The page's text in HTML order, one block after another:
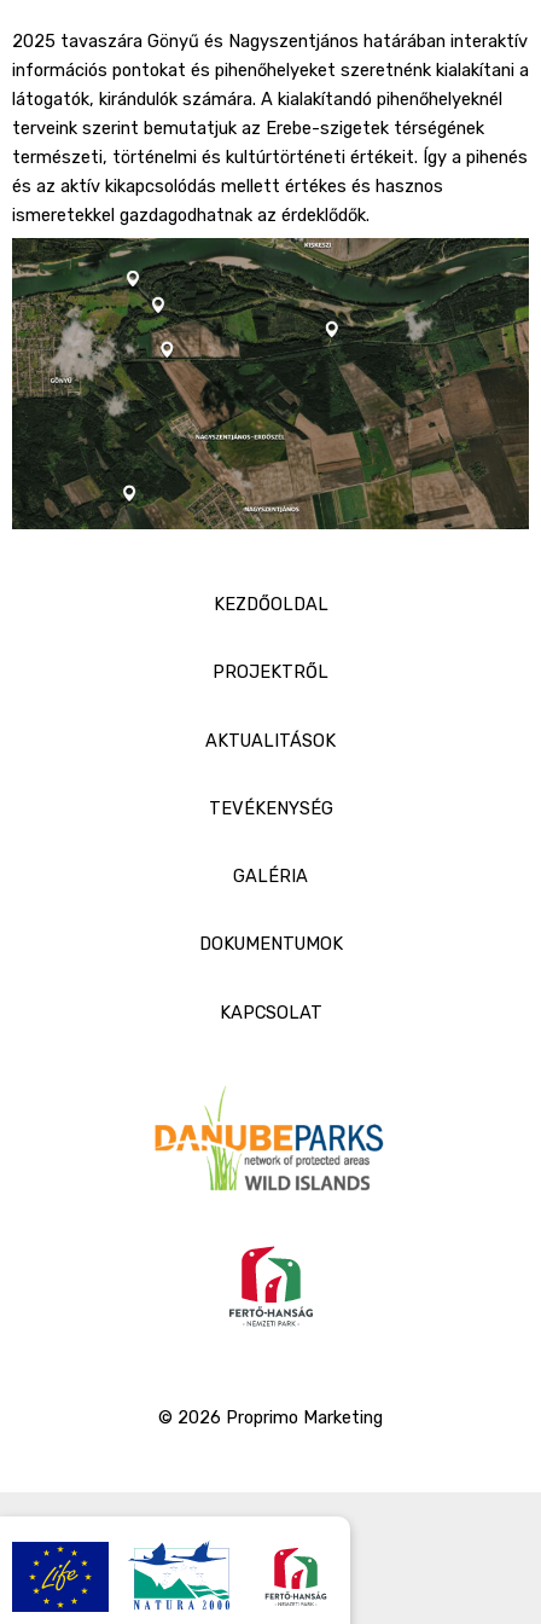
2025 tavaszára Gönyű és Nagyszentjános határában interaktív
információs pontokat és pihenőhelyeket szeretnénk kialakítani a
látogatók, kirándulók számára. A kialakítandó pihenőhelyeknél
terveink szerint bemutatjuk az Erebe-szigetek térségének
természeti, történelmi és kultúr­­történeti értékeit. Így a pihenés
és az aktív kikapcsolódás mellett értékes és hasznos
ismeretekkel gazdagodhatnak az érdeklődők.
KEZDŐOLDAL
PROJEKTRŐL
AKTUALITÁSOK
TEVÉKENYSÉG
GALÉRIA
DOKUMENTUMOK
KAPCSOLAT
© 2026 Proprimo Marketing